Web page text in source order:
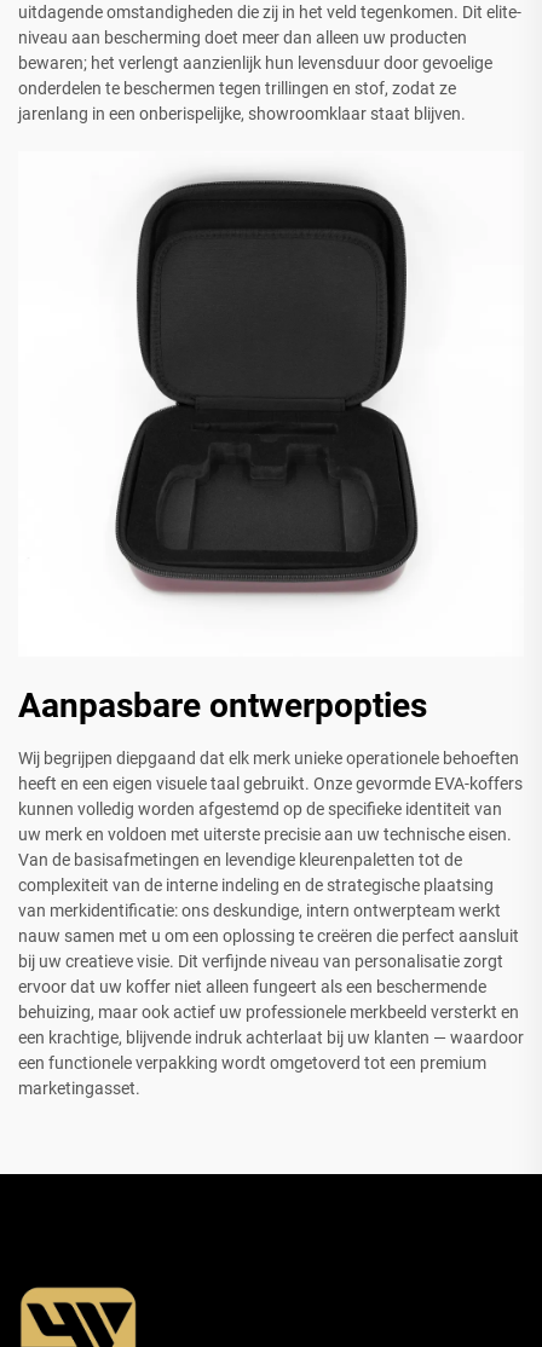
uitdagende omstandigheden die zij in het veld tegenkomen. Dit elite-
niveau aan bescherming doet meer dan alleen uw producten
bewaren; het verlengt aanzienlijk hun levensduur door gevoelige
onderdelen te beschermen tegen trillingen en stof, zodat ze
jarenlang in een onberispelijke, showroomklaar staat blijven.
Aanpasbare ontwerpopties
Wij begrijpen diepgaand dat elk merk unieke operationele behoeften
heeft en een eigen visuele taal gebruikt. Onze gevormde EVA-koffers
kunnen volledig worden afgestemd op de specifieke identiteit van
uw merk en voldoen met uiterste precisie aan uw technische eisen.
Van de basisafmetingen en levendige kleurenpaletten tot de
complexiteit van de interne indeling en de strategische plaatsing
van merkidentificatie: ons deskundige, intern ontwerpteam werkt
nauw samen met u om een oplossing te creëren die perfect aansluit
bij uw creatieve visie. Dit verfijnde niveau van personalisatie zorgt
ervoor dat uw koffer niet alleen fungeert als een beschermende
behuizing, maar ook actief uw professionele merkbeeld versterkt en
een krachtige, blijvende indruk achterlaat bij uw klanten — waardoor
een functionele verpakking wordt omgetoverd tot een premium
marketingasset.